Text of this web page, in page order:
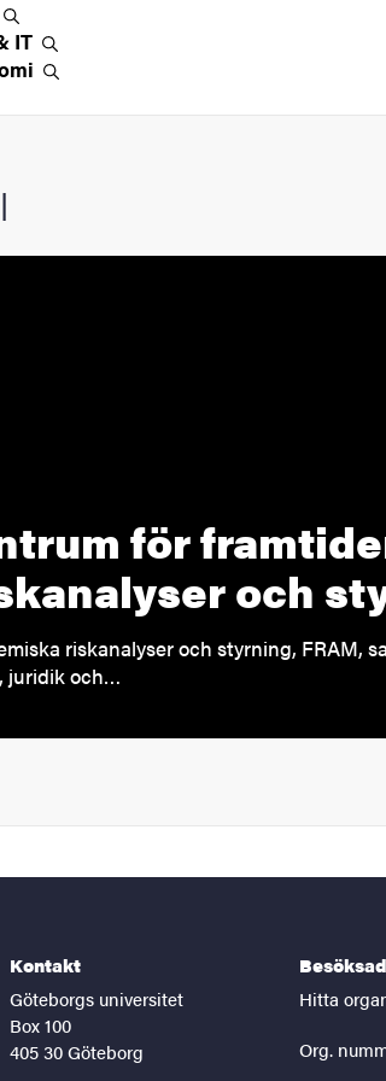
IT
för
och
riskanalyser och styrning, FRAM,
juridik och…
Kontakt
Göteborgs universitet
Box 100
405 30 Göteborg
Hitta
Org.